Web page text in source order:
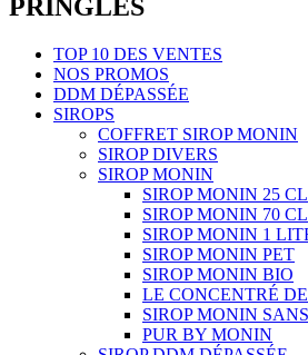
PRINGLES
TOP 10 DES VENTES
NOS PROMOS
DDM DÉPASSÉE
SIROPS
COFFRET SIROP MONIN
SIROP DIVERS
SIROP MONIN
SIROP MONIN 25 CL
SIROP MONIN 70 CL
SIROP MONIN 1
SIROP MONIN PET
SIROP MONIN BIO
LE CONCENTRÉ
SIROP MONIN
PUR BY MONIN